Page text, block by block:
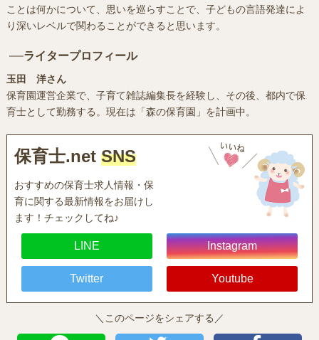
ことは何かについて、思いを巡らすことで、子どもの言語発達によ
り深いレベルで関わることができると思います。
ライタープロフィール
玉田 洋さん
保育園運営企業で、子育て雑誌編集長を経験し、その後、都内で保
育士として勤務する。現在は「森の保育園」を計画中。
保育士.net SNS
おすすめの保育士求人情報・保
育に関する最新情報をお届けし
ます！チェックしてね♪
LINE Instagram
Twitter Youtube
＼このページをシェアする／